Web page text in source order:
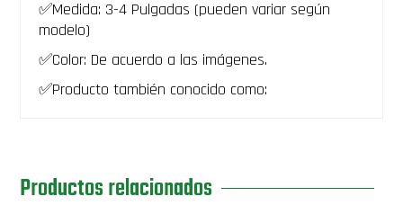
funkoshop
cantidad
✅Medida: 3-4 Pulgadas (pueden variar según
modelo)
✅Color: De acuerdo a las imágenes.
✅Producto también conocido como:
Productos relacionados